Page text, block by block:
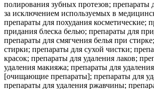
полирования зубных протезов; препараты
за исключением используемых в
препараты для похудания косметические;
придания блеска белью; препараты для
препараты для смягчения белья при
стирки; препараты для сухой чистки;
красок; препараты для удаления лаков;
удаления макияжа; препараты для
[очищающие препараты]; препараты для
препараты для удаления ржавчины;